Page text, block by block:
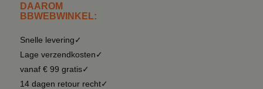
DAAROM
BBWEBWINKEL:
Snelle levering✓
Lage verzendkosten✓
vanaf € 99 gratis✓
14 dagen retour recht✓